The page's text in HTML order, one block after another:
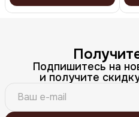
Подпишитесь на
и получите